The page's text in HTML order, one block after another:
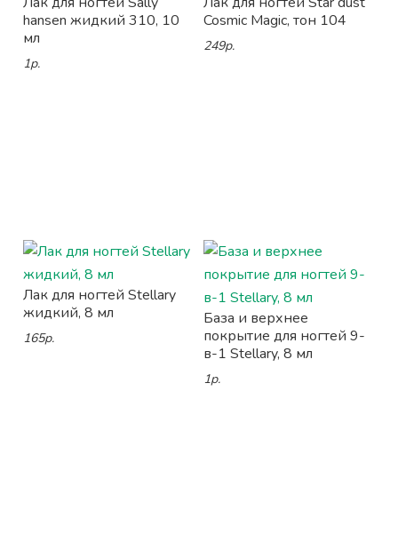
hansen жидкий 310, 10
мл
1р.
Cosmic Magic, тон 104
249р.
Лак для ногтей Stellary
жидкий, 8 мл
165р.
База и верхнее
покрытие для ногтей 9-
в-1 Stellary, 8 мл
1р.